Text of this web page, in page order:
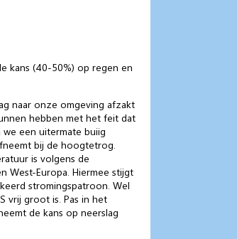
kans (40-50%) op regen en
naar onze omgeving afzakt
hebben met het feit dat
een uitermate buiig
bij de hoogtetrog.
is volgens de
West-Europa. Hiermee stijgt
stromingspatroon. Wel
vrij groot is. Pas in het
de kans op neerslag